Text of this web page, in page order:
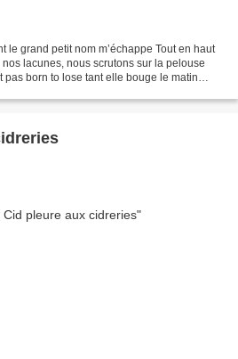
petit nom m’échappe Tout en haut
lacunes, nous scrutons sur la pelouse
pas born to lose tant elle bouge le matin